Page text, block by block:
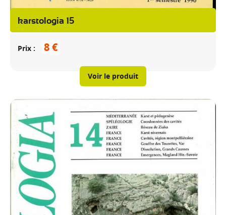
karstologia 15
Prix 8 €
Voir le produit